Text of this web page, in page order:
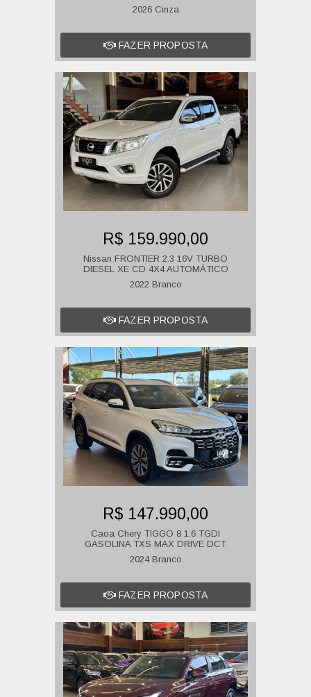
2026 Cinza
FAZER PROPOSTA
R$ 159.990,00
Nissan FRONTIER 2.3 16V TURBO
DIESEL XE CD 4X4 AUTOMÁTICO
2022 Branco
FAZER PROPOSTA
R$ 147.990,00
Caoa Chery TIGGO 8 1.6 TGDI
GASOLINA TXS MAX DRIVE DCT
2024 Branco
FAZER PROPOSTA